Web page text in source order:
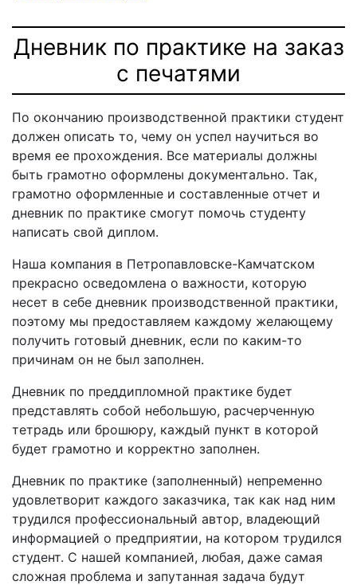
Дневник по практике на заказ
с печатями
По окончанию производственной практики студент
должен описать то, чему он успел научиться во
время ее прохождения. Все материалы должны
быть грамотно оформлены документально. Так,
грамотно оформленные и составленные отчет и
дневник по практике смогут помочь студенту
написать свой диплом.
Наша компания в Петропавловске-Камчатском
прекрасно осведомлена о важности, которую
несет в себе дневник производственной практики,
поэтому мы предоставляем каждому желающему
получить готовый дневник, если по каким-то
причинам он не был заполнен.
Дневник по преддипломной практике будет
представлять собой небольшую, расчерченную
тетрадь или брошюру, каждый пункт в которой
будет грамотно и корректно заполнен.
Дневник по практике (заполненный) непременно
удовлетворит каждого заказчика, так как над ним
трудился профессиональный автор, владеющий
информацией о предприятии, на котором трудился
студент. С нашей компанией, любая, даже самая
сложная проблема и запутанная задача будут